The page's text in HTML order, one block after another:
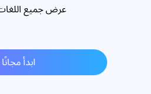
عرض جميع اللغات
ابدأ مجانًا